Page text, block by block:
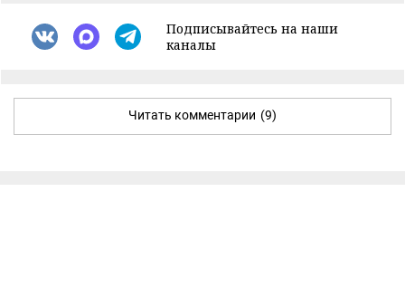
Подписывайтесь на наши
каналы
Читать комментарии (9)